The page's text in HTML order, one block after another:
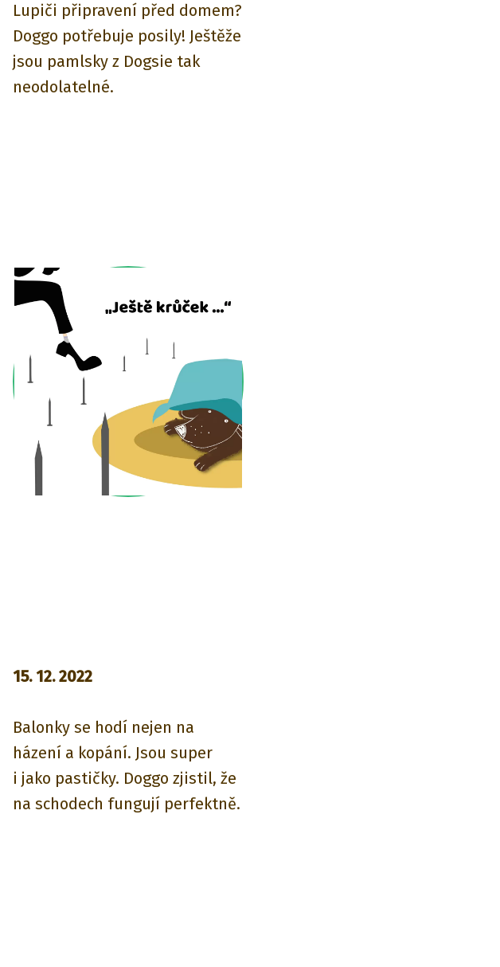
Lupiči připravení před domem?
Doggo potřebuje posily! Ještěže
jsou pamlsky z Dogsie tak
neodolatelné.
15. 12. 2022
Balonky se hodí nejen na
házení a kopání. Jsou super
i jako pastičky. Doggo zjistil, že
na schodech fungují perfektně.